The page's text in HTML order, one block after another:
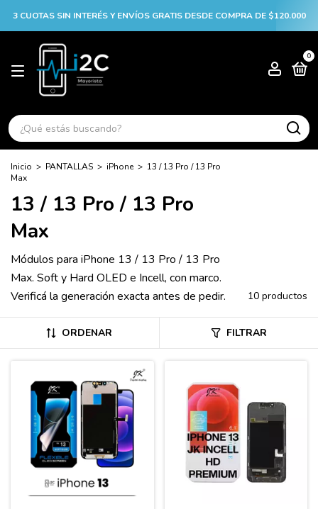
3 CUOTAS SIN INTERÉS Y ENVÍOS GRATIS DESDE COMPRA DE $120.000
0
Inicio > PANTALLAS > iPhone > 13 / 13 Pro / 13 Pro
Max
13 / 13 Pro / 13 Pro
Max
Módulos para iPhone 13 / 13 Pro / 13 Pro
Max. Soft y Hard OLED e Incell, con marco.
Verificá la generación exacta antes de pedir.
10 productos
ORDENAR FILTRAR